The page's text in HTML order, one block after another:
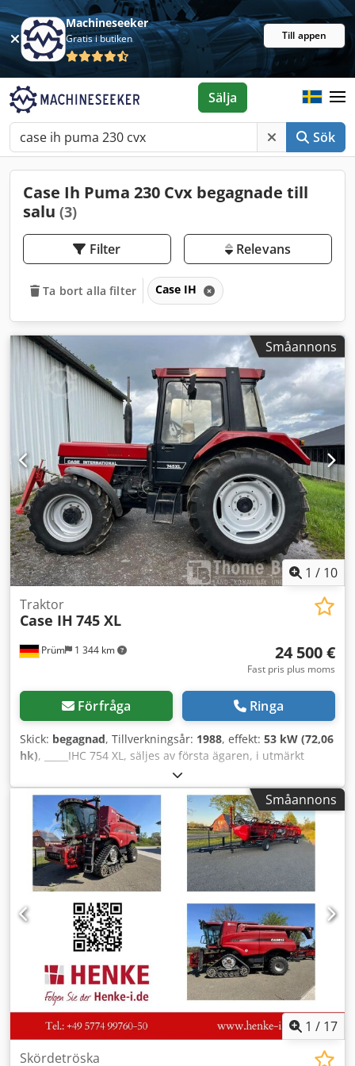
Machineseeker
Gratis i butiken Till appen
Sök
Sälja
Case Ih Puma 230 Cvx begagnade till
salu (3)
Filter Relevans
Ta bort alla filter Case IH
Småannons
1 / 10
Prüm 1 344 km
Traktor
Case IH 745 XL
24 500 €
Fast pris plus moms
Förfråga Ringa
Skick: begagnad, Tillverkningsår: 1988, effekt: 53 kW (72,06
hk), _____IHC 754 XL, säljes av första ägaren, i utmärkt
skick. Drifttimmar: ca 8 600. Tillverkningsår: 1988. Frontlyft,
frontkraftuttag, 30 km/h-växellåda. Pris: 24 500,00 euro,
exklusive moms. Förvaringsplats: anges ej. Cjdpfx
Aszdmutecysrf
Småannons
1 / 17
Skördetröska